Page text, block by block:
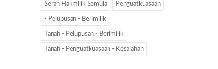
Serah Hakmilik Semula Penguatkuasaan
- Pelupusan - Berimilik
Tanah - Pelupusan - Berimilik
Tanah - Penguatkuasaan - Kesalahan